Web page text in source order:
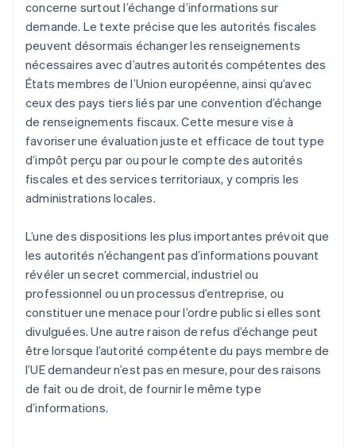
concerne surtout l’échange d’informations sur
demande. Le texte précise que les autorités fiscales
peuvent désormais échanger les renseignements
nécessaires avec d’autres autorités compétentes des
États membres de l’Union européenne, ainsi qu’avec
ceux des pays tiers liés par une convention d’échange
de renseignements fiscaux. Cette mesure vise à
favoriser une évaluation juste et efficace de tout type
d’impôt perçu par ou pour le compte des autorités
fiscales et des services territoriaux, y compris les
administrations locales.
L’une des dispositions les plus importantes prévoit que
les autorités n’échangent pas d’informations pouvant
révéler un secret commercial, industriel ou
professionnel ou un processus d’entreprise, ou
constituer une menace pour l’ordre public si elles sont
divulguées. Une autre raison de refus d’échange peut
être lorsque l’autorité compétente du pays membre de
l’UE demandeur n’est pas en mesure, pour des raisons
de fait ou de droit, de fournir le même type
d’informations.